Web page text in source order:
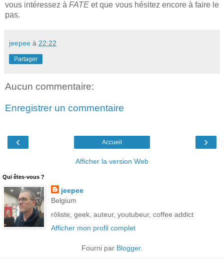
vous intéressez àFATE et que vous hésitez encore à faire le
pas.
jeepee à 22:22
Partager
Aucun commentaire:
Enregistrer un commentaire
‹ ›
Accueil
Afficher la version Web
Qui êtes-vous ?
jeepee
Belgium
rôliste, geek, auteur, youtubeur, coffee addict
Afficher mon profil complet
Fourni par Blogger.